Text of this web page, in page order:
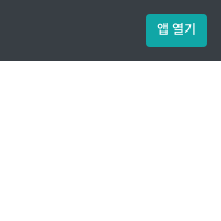
앱 열기